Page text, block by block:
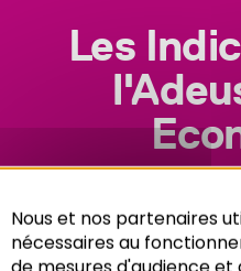
Les
Nous et nos partenaires
nécessaires au